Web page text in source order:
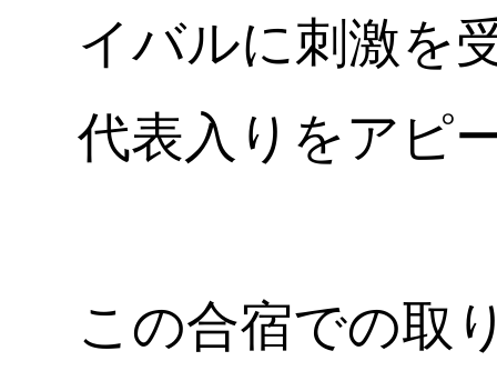
イバルに刺激を
代表入りをアピ
この合宿での取